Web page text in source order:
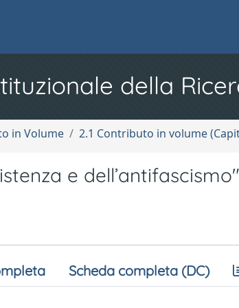
della
in Volume 2.1 Contributo in volume
e dell’antifascismo"
Scheda completa (DC)